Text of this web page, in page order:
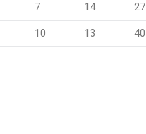
7 14 27
10 13 40